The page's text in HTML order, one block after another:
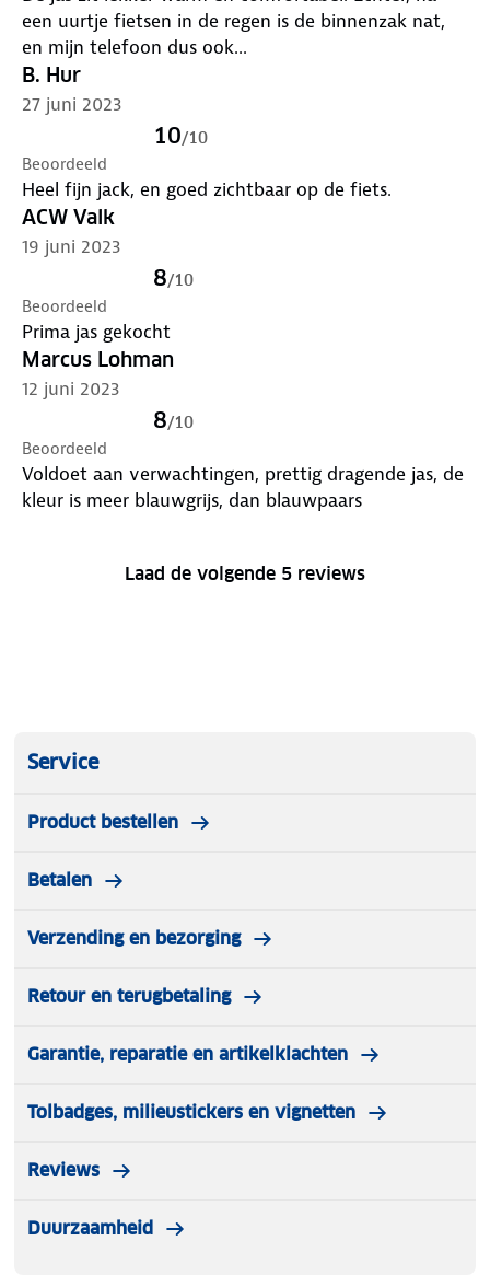
een uurtje fietsen in de regen is de binnenzak nat,
en mijn telefoon dus ook...
B. Hur
27 juni 2023
10/10
Beoordeeld
Heel fijn jack, en goed zichtbaar op de fiets.
ACW Valk
19 juni 2023
8/10
Beoordeeld
Prima jas gekocht
Marcus Lohman
12 juni 2023
8/10
Beoordeeld
Voldoet aan verwachtingen, prettig dragende jas, de
kleur is meer blauwgrijs, dan blauwpaars
Laad de volgende 5 reviews
Service
Product bestellen
Betalen
Verzending en bezorging
Retour en terugbetaling
Garantie, reparatie en artikelklachten
Tolbadges, milieustickers en vignetten
Reviews
Duurzaamheid